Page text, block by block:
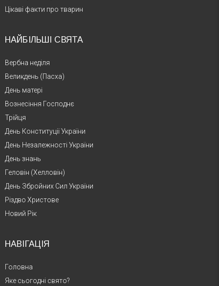
Цікаві факти про тварин
НАЙБІЛЬШІ СВЯТА
Вербна неділя
Великдень (Пасха)
День матері
Вознесіння Господнє
Трійця
День Конституції України
День Незалежності України
День знань
Геловін (Хелловін)
День Збройних Сил України
Різдво Христове
Новий Рік
НАВІГАЦІЯ
Головна
Яке сьогодні свято?